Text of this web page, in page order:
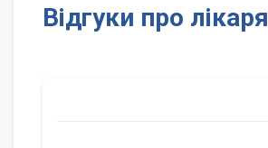
Відгуки про лікаря